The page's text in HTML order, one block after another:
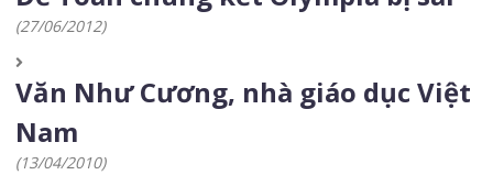
(27/06/2012)
Văn Như Cương, nhà giáo dục Việt
Nam
(13/04/2010)